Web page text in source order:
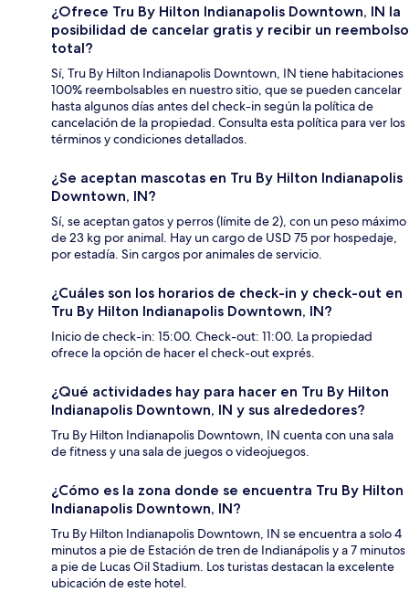
¿Ofrece Tru By Hilton Indianapolis Downtown, IN la
posibilidad de cancelar gratis y recibir un reembolso
total?
Sí, Tru By Hilton Indianapolis Downtown, IN tiene habitaciones
100% reembolsables en nuestro sitio, que se pueden cancelar
hasta algunos días antes del check-in según la política de
cancelación de la propiedad. Consulta esta política para ver los
términos y condiciones detallados.
¿Se aceptan mascotas en Tru By Hilton Indianapolis
Downtown, IN?
Sí, se aceptan gatos y perros (límite de 2), con un peso máximo
de 23 kg por animal. Hay un cargo de USD 75 por hospedaje,
por estadía. Sin cargos por animales de servicio.
¿Cuáles son los horarios de check-in y check-out en
Tru By Hilton Indianapolis Downtown, IN?
Inicio de check-in: 15:00. Check-out: 11:00. La propiedad
ofrece la opción de hacer el check-out exprés.
¿Qué actividades hay para hacer en Tru By Hilton
Indianapolis Downtown, IN y sus alrededores?
Tru By Hilton Indianapolis Downtown, IN cuenta con una sala
de fitness y una sala de juegos o videojuegos.
¿Cómo es la zona donde se encuentra Tru By Hilton
Indianapolis Downtown, IN?
Tru By Hilton Indianapolis Downtown, IN se encuentra a solo 4
minutos a pie de Estación de tren de Indianápolis y a 7 minutos
a pie de Lucas Oil Stadium. Los turistas destacan la excelente
ubicación de este hotel.